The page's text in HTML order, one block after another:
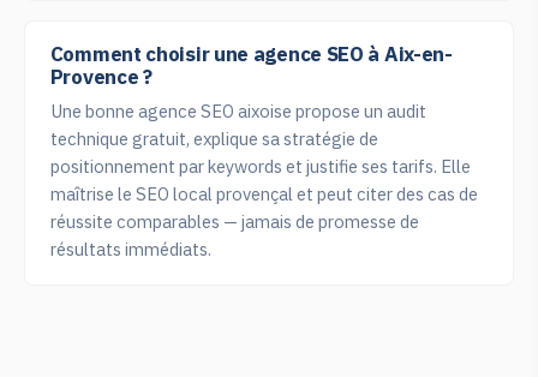
Comment choisir une agence SEO à Aix-en-
Provence ?
Une bonne agence SEO aixoise propose un audit
technique gratuit, explique sa stratégie de
positionnement par keywords et justifie ses tarifs. Elle
maîtrise le SEO local provençal et peut citer des cas de
réussite comparables — jamais de promesse de
résultats immédiats.